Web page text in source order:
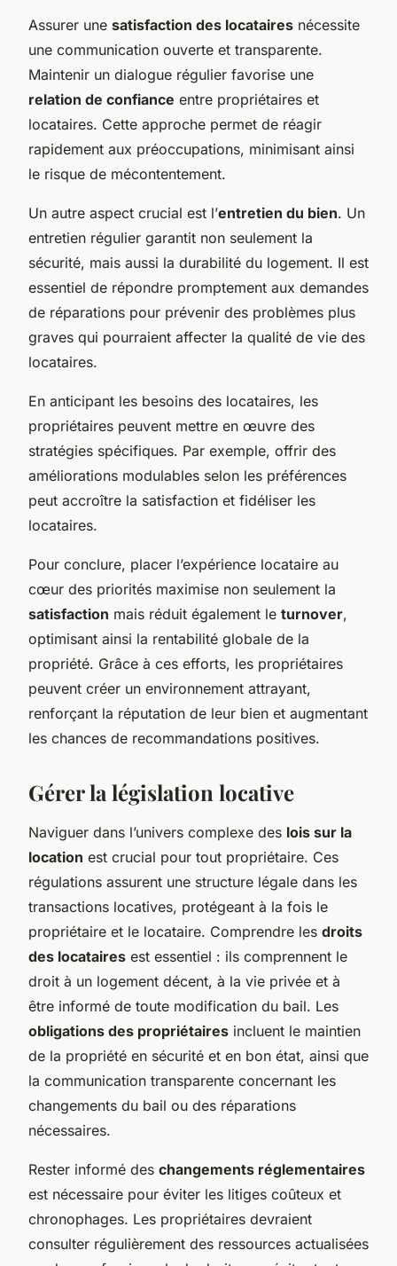
Assurer une satisfaction des locataires nécessite
une communication ouverte et transparente.
Maintenir un dialogue régulier favorise une
relation de confiance entre propriétaires et
locataires. Cette approche permet de réagir
rapidement aux préoccupations, minimisant ainsi
le risque de mécontentement.
Un autre aspect crucial est l’entretien du bien. Un
entretien régulier garantit non seulement la
sécurité, mais aussi la durabilité du logement. Il est
essentiel de répondre promptement aux demandes
de réparations pour prévenir des problèmes plus
graves qui pourraient affecter la qualité de vie des
locataires.
En anticipant les besoins des locataires, les
propriétaires peuvent mettre en œuvre des
stratégies spécifiques. Par exemple, offrir des
améliorations modulables selon les préférences
peut accroître la satisfaction et fidéliser les
locataires.
Pour conclure, placer l’expérience locataire au
cœur des priorités maximise non seulement la
satisfaction mais réduit également le turnover,
optimisant ainsi la rentabilité globale de la
propriété. Grâce à ces efforts, les propriétaires
peuvent créer un environnement attrayant,
renforçant la réputation de leur bien et augmentant
les chances de recommandations positives.
Gérer la législation locative
Naviguer dans l’univers complexe des lois sur la
location est crucial pour tout propriétaire. Ces
régulations assurent une structure légale dans les
transactions locatives, protégeant à la fois le
propriétaire et le locataire. Comprendre les droits
des locataires est essentiel : ils comprennent le
droit à un logement décent, à la vie privée et à
être informé de toute modification du bail. Les
obligations des propriétaires incluent le maintien
de la propriété en sécurité et en bon état, ainsi que
la communication transparente concernant les
changements du bail ou des réparations
nécessaires.
Rester informé des changements réglementaires
est nécessaire pour éviter les litiges coûteux et
chronophages. Les propriétaires devraient
consulter régulièrement des ressources actualisées